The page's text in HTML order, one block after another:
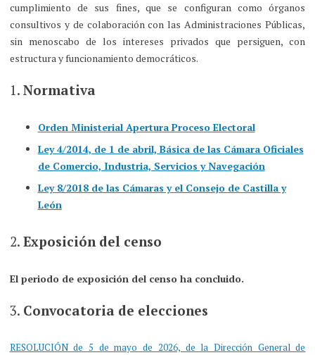
cumplimiento de sus fines, que se configuran como órganos
consultivos y de colaboración con las Administraciones Públicas,
sin menoscabo de los intereses privados que persiguen, con
estructura y funcionamiento democráticos.
1. Normativa
Orden Ministerial Apertura Proceso Electoral
Ley 4/2014, de 1 de abril, Básica de las Cámara Oficiales
de Comercio, Industria, Servicios y Navegación
Ley 8/2018 de las Cámaras y el Consejo de Castilla y
León
2. Exposición del censo
El periodo de exposición del censo ha concluido.
3. Convocatoria de elecciones
RESOLUCIÓN de 5 de mayo de 2026, de la Dirección General de